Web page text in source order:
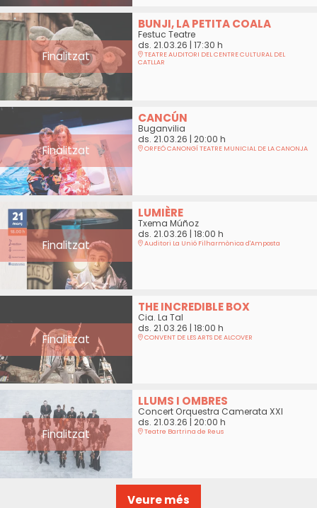
Finalitzat
BUNJI, LA PETITA COALA
Festuc Teatre
ds. 21.03.26 | 17:30 h
TEATRE AUDITORI DEL CENTRE CULTURAL DEL
CATLLAR
Finalitzat
CANCÚN
Buganvilia
ds. 21.03.26 | 20:00 h
ORFEÓ CANONGÍ TEATRE MUNICIAL DE LA CANONJA
Finalitzat
LUMIÈRE
Txema Múñoz
ds. 21.03.26 | 18:00 h
Auditori La Unió Filharmònica d'Amposta
Finalitzat
THE INCREDIBLE BOX
Cia. La Tal
ds. 21.03.26 | 18:00 h
CONVENT DE LES ARTS DE ALCOVER
Finalitzat
LLUMS I OMBRES
Concert Orquestra Camerata XXI
ds. 21.03.26 20:00 h
Teatre Bartrina de Reus
Veure més